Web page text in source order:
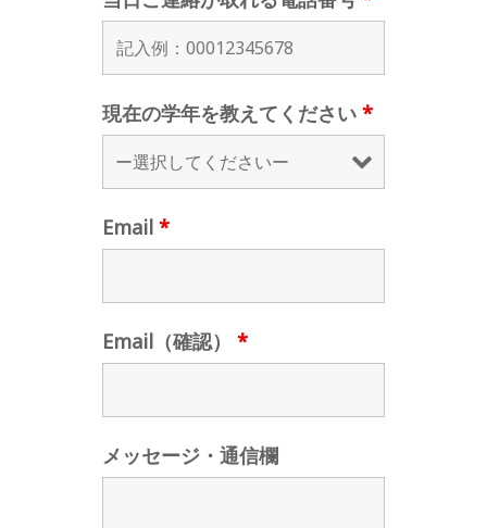
現在の学年を教えてください *
Email *
Email（確認） *
メッセージ・通信欄